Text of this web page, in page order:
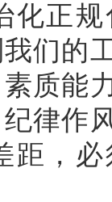
化正
们的
质能
律作
距，